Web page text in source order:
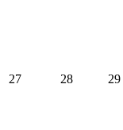
27 28 29